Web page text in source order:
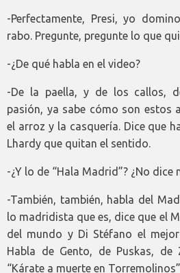
-Perfectamente, Presi, yo
rabo. Pregunte, pregunte lo que
-¿De qué habla en el video?
-De la paella, y de los callos,
pasión, ya sabe cómo son estos
el arroz y la casquería. Dice que
Lhardy que quitan el sentido.
-¿Y lo de “Hala Madrid”? ¿No
-También, también, habla del
lo madridista que es, dice que el
del mundo y Di Stéfano el
Habla de Gento, de Puskas, de
“Kárate a muerte en